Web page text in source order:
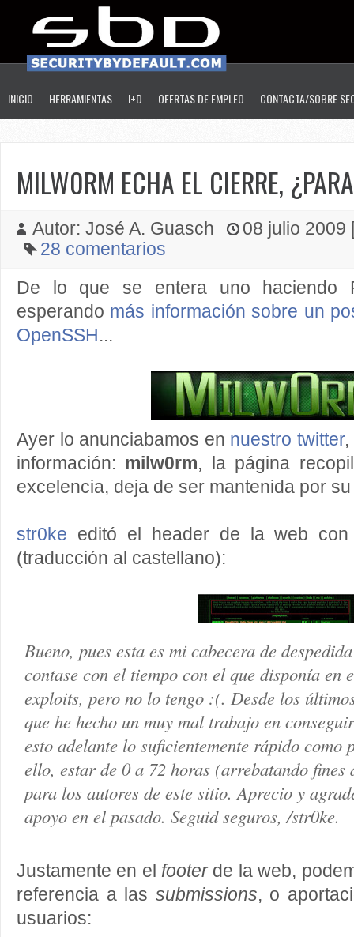
INICIO HERRAMIENTAS I+D OFERTAS DE EMPLEO CONTACTA/SOBRE
MILW0RM ECHA EL CIERRE,
Autor: José A. Guasch
08 julio 2009
28 comentarios
De lo que se entera uno haciendo
esperando más información sobre un
OpenSSH...
Ayer lo anunciabamos en nuestro twitter,
información: milw0rm, la página
excelencia, deja de ser mantenida por
str0ke editó el header de la web con
(traducción al castellano):
Bueno, pues esta es mi cabecera de
contase con el tiempo con el que disponía en
exploits, pero no lo tengo :(. Desde los
que he hecho un muy mal trabajo en
esto adelante lo suficientemente rápido como
ello, estar de 0 a 72 horas (arrebatando fines
para los autores de este sitio. Aprecio y
apoyo en el pasado. Seguid seguros, /str0ke.
Justamente en el footerde la web,
referencia a las submissions, o
usuarios: